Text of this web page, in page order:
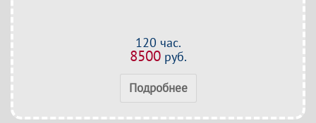
120 час.
8500руб.
Подробнее